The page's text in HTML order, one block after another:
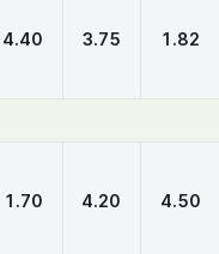
4.40 3.75 1.82
1.70 4.20 4.50